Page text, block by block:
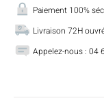
Paiement 100%
Livraison 72H
Appelez-nous : 04